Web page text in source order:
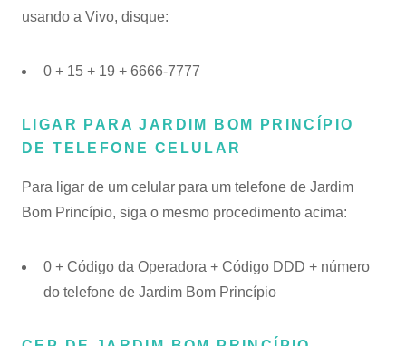
usando a Vivo, disque:
0 + 15 + 19 + 6666-7777
LIGAR PARA JARDIM BOM PRINCÍPIO
DE TELEFONE CELULAR
Para ligar de um celular para um telefone de Jardim
Bom Princípio, siga o mesmo procedimento acima:
0 + Código da Operadora + Código DDD + número
do telefone de Jardim Bom Princípio